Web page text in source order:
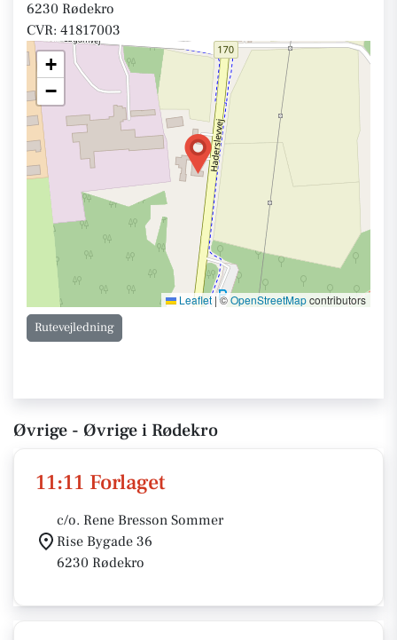
6230 Rødekro
CVR: 41817003
+
−
Leaflet |©OpenStreetMapcontributors
Rutevejledning
Øvrige - Øvrige i Rødekro
11:11 Forlaget
c/o. Rene Bresson Sommer
Rise Bygade 36
6230 Rødekro